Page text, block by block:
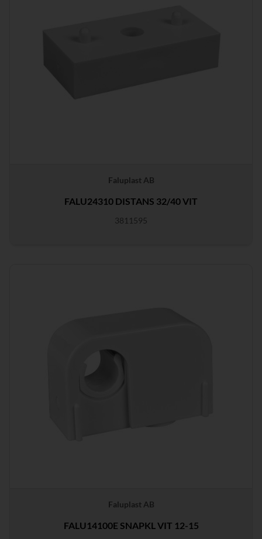
Faluplast AB
FALU24310 DISTANS 32/40 VIT
3811595
Faluplast AB
FALU14100E SNAPKL VIT 12-15